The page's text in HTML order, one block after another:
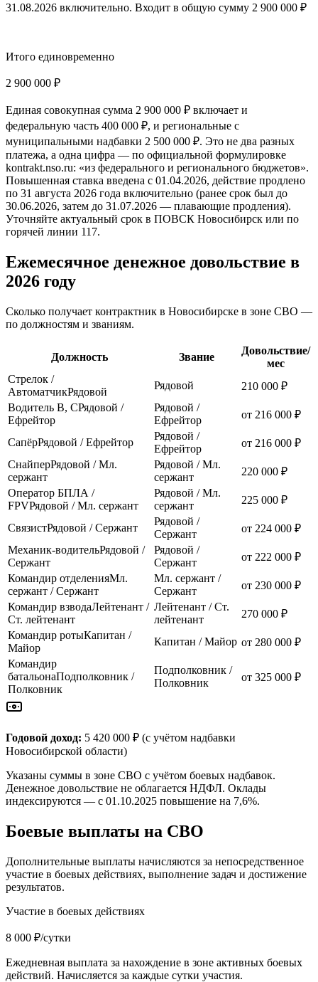
31.08.2026 включительно. Входит в общую сумму 2 900 000 ₽
Итого единовременно
2 900 000 ₽
Единая совокупная сумма 2 900 000 ₽ включает и
федеральную часть 400 000 ₽, и региональные с
муниципальными надбавки 2 500 000 ₽. Это не два разных
платежа, а одна цифра — по официальной формулировке
kontrakt.nso.ru: «из федерального и регионального бюджетов».
Повышенная ставка введена с 01.04.2026, действие продлено
по 31 августа 2026 года включительно (ранее срок был до
30.06.2026, затем до 31.07.2026 — плавающие продления).
Уточняйте актуальный срок в ПОВСК Новосибирск или по
горячей линии 117.
Ежемесячное денежное довольствие в
2026 году
Сколько получает контрактник в Новосибирске в зоне СВО —
по должностям и званиям.
Должность Звание
Довольствие/
мес
Стрелок /
АвтоматчикРядовой
Рядовой
210 000 ₽
Водитель В, СРядовой /
Ефрейтор
Рядовой /
Ефрейтор
от 216 000 ₽
СапёрРядовой / Ефрейтор
Рядовой /
Ефрейтор
от 216 000 ₽
СнайперРядовой / Мл.
сержант
Рядовой / Мл.
сержант
220 000 ₽
Оператор БПЛА /
FPVРядовой / Мл. сержант
Рядовой / Мл.
сержант
225 000 ₽
СвязистРядовой / Сержант
Рядовой /
Сержант
от 224 000 ₽
Механик-водительРядовой /
Сержант
Рядовой /
Сержант
от 222 000 ₽
Командир отделенияМл.
сержант / Сержант
Мл. сержант /
Сержант
от 230 000 ₽
Командир взводаЛейтенант /
Ст. лейтенант
Лейтенант / Ст.
лейтенант
270 000 ₽
Командир ротыКапитан /
Майор
Капитан / Майор от 280 000 ₽
Командир
батальонаПодполковник /
Полковник
Подполковник /
Полковник
от 325 000 ₽
Годовой доход: 5 420 000 ₽ (с учётом надбавки
Новосибирской области)
Указаны суммы в зоне СВО с учётом боевых надбавок.
Денежное довольствие не облагается НДФЛ. Оклады
индексируются — с 01.10.2025 повышение на 7,6%.
Боевые выплаты на СВО
Дополнительные выплаты начисляются за непосредственное
участие в боевых действиях, выполнение задач и достижение
результатов.
Участие в боевых действиях
8 000 ₽/сутки
Ежедневная выплата за нахождение в зоне активных боевых
действий. Начисляется за каждые сутки участия.